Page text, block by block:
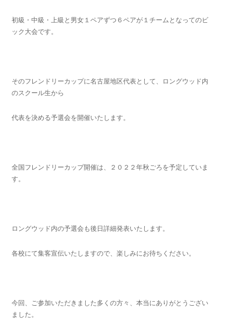
初級・中級・上級と男女１ペアずつ６ペアが１チームとなってのビ
ック大会です。
そのフレンドリーカップに名古屋地区代表として、ロングウッド内
のスクール生から
代表を決める予選会を開催いたします。
全国フレンドリーカップ開催は、２０２２年秋ごろを予定していま
す。
ロングウッド内の予選会も後日詳細発表いたします。
各校にて集客宣伝いたしますので、楽しみにお待ちください。
今回、ご参加いただきました多くの方々、本当にありがとうござい
ました。